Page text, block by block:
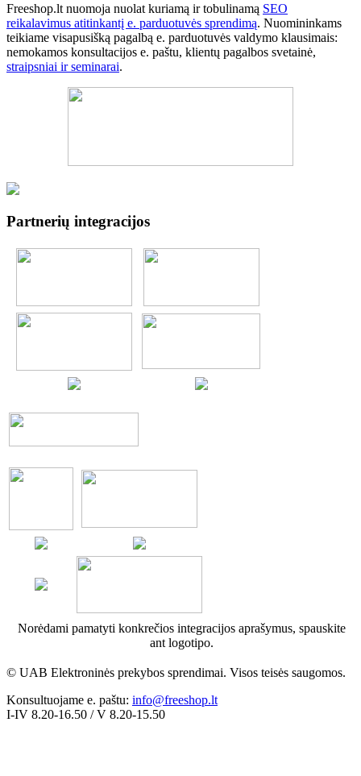
Freeshop.lt nuomoja nuolat kuriamą ir tobulinamą SEO
reikalavimus atitinkantį e. parduotuvės sprendimą. Nuomininkams
teikiame visapusišką pagalbą e. parduotuvės valdymo klausimais:
nemokamos konsultacijos e. paštu, klientų pagalbos svetainė,
straipsniai ir seminarai.
Partnerių integracijos
Norėdami pamatyti konkrečios integracijos aprašymus, spauskite
ant logotipo.
© UAB Elektroninės prekybos sprendimai. Visos teisės saugomos.
Konsultuojame e. paštu: info@freeshop.lt
I-IV 8.20-16.50 / V 8.20-15.50